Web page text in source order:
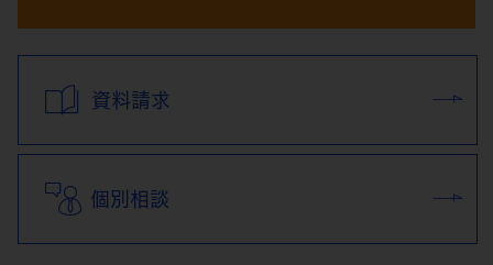
資料請求
個別相談